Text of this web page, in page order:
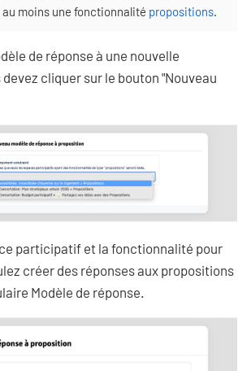
moins une fonctionnalité propositions
de réponse à une nouvelle
cliquer sur le bouton "Nouveau
participatif et la fonctionnalité pour
créer des réponses aux propositions
Modèle de réponse.